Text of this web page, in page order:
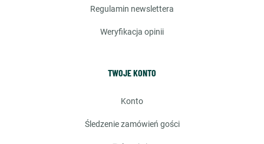
regulamin newslettera
weryfikacja opinii
TWOJE KONTO
konto
śledzenie zamówień gości